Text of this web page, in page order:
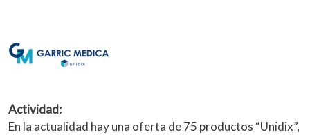
Actividad:
En la actualidad hay una oferta de 75 productos “Unidix”,